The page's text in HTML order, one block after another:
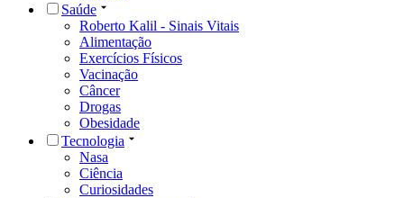
Saúde
Roberto Kalil - Sinais Vitais
Alimentação
Exercícios Físicos
Vacinação
Câncer
Drogas
Obesidade
Tecnologia
Nasa
Ciência
Curiosidades